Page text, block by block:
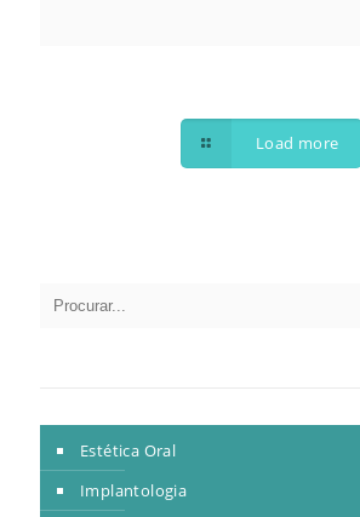
Load more
Estética Oral
Implantologia